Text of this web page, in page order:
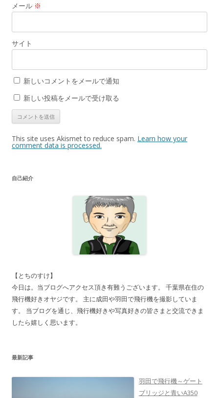
メール ※
サイト
新しいコメントをメールで通知
新しい投稿をメールで受け取る
This site uses Akismet to reduce spam. Learn how your
comment data is processed.
自己紹介
【とちのすけ】
今日は。当ブログへアクセス頂き有難うございます。 千葉県在住の
飛行機好きオヤジです。 主に成田や羽田で飛行機を撮影していま
す。 当ブログを通じ、飛行機好きや写真好きの皆さまと交流できま
したら嬉しく思います。
最新記事
羽田で飛行機～ゲート
ブリッジと青いA350